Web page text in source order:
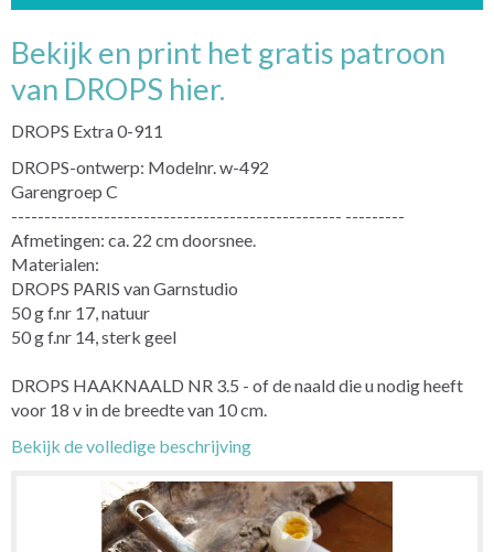
Bekijk en print het gratis patroon
van DROPS hier.
DROPS Extra 0-911
DROPS-ontwerp: Modelnr. w-492
Garengroep C
-------------------------------------------------- ---------
Afmetingen: ca. 22 cm doorsnee.
Materialen:
DROPS PARIS van Garnstudio
50 g f.nr 17, natuur
50 g f.nr 14, sterk geel
DROPS HAAKNAALD NR 3.5 - of de naald die u nodig heeft
voor 18 v in de breedte van 10 cm.
Bekijk de volledige beschrijving